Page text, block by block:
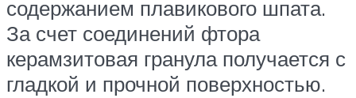
содержанием плавикового шпата.
За счет соединений фтора
керамзитовая гранула получается с
гладкой и прочной поверхностью.